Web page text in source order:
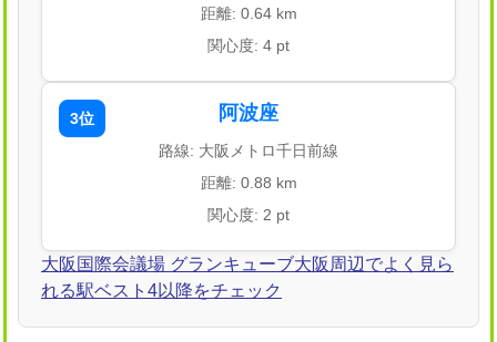
距離: 0.64 km
関心度: 4 pt
3位 阿波座
路線: 大阪メトロ千日前線
距離: 0.88 km
関心度: 2 pt
大阪国際会議場 グランキューブ大阪周辺でよく見ら
れる駅ベスト4以降をチェック